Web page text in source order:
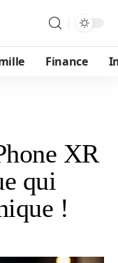
Finance
XR
qui
!